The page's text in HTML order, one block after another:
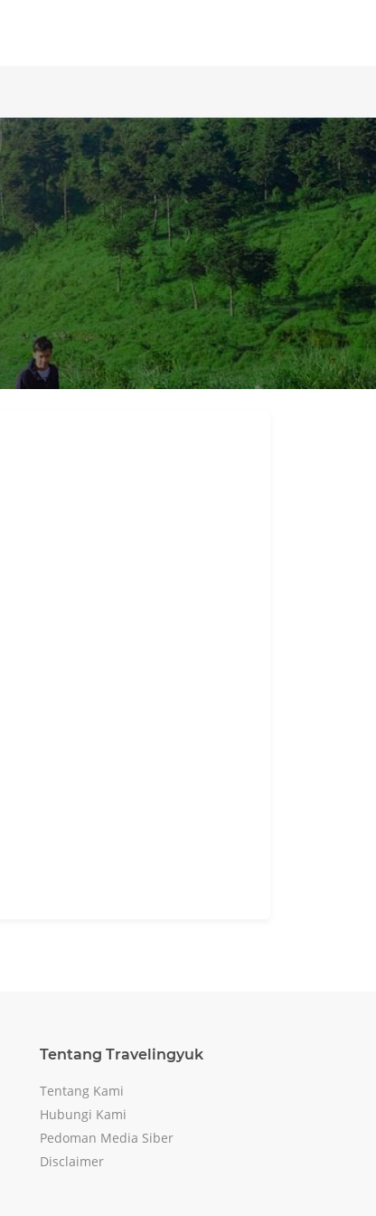
Tentang Travelingyuk
Tentang Kami
Hubungi Kami
Pedoman Media Siber
Disclaimer